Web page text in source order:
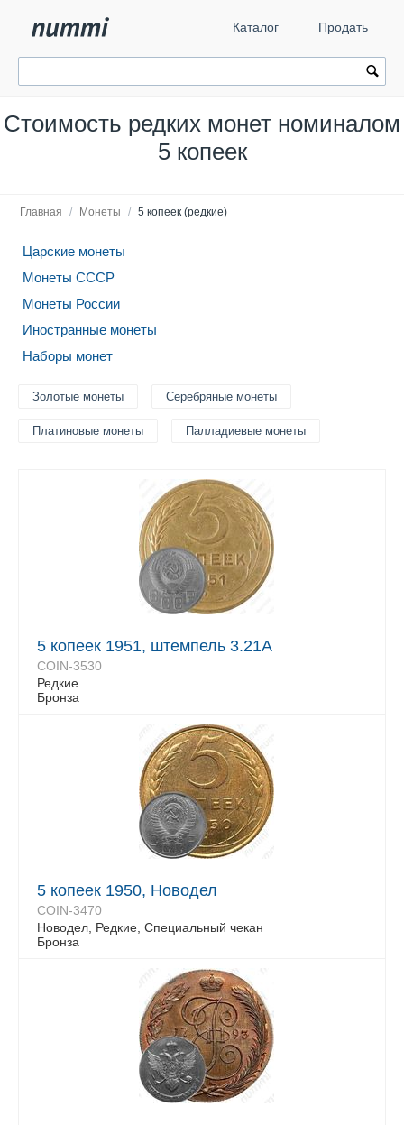
Каталог Продать
Стоимость редких монет номиналом
5 копеек
Главная / Монеты / 5 копеек (редкие)
Царские монеты
Монеты СССР
Монеты России
Иностранные монеты
Наборы монет
Золотые монеты Серебряные монеты
Платиновые монеты Палладиевые монеты
5 копеек 1951, штемпель 3.21А
COIN-3530
Редкие
Бронза
5 копеек 1950, Новодел
COIN-3470
Новодел, Редкие, Специальный чекан
Бронза